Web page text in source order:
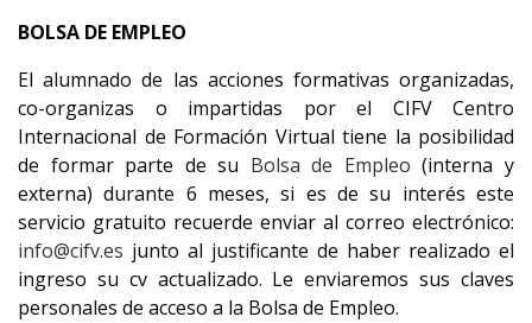
BOLSA DE EMPLEO
El alumnado de las acciones formativas organizadas,
co-organizas o impartidas por el CIFV Centro
Internacional de Formación Virtual tiene la posibilidad
de formar parte de su Bolsa de Empleo (interna y
externa) durante 6 meses, si es de su interés este
servicio gratuito recuerde enviar al correo electrónico:
info@cifv.es junto al justificante de haber realizado el
ingreso su cv actualizado. Le enviaremos sus claves
personales de acceso a la Bolsa de Empleo.